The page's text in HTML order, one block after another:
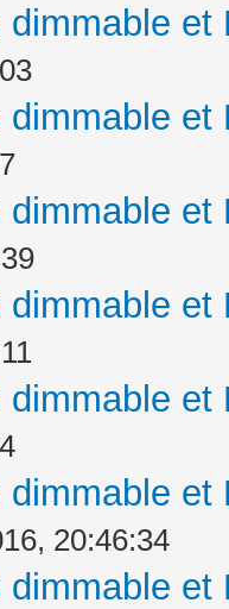
20:46:34